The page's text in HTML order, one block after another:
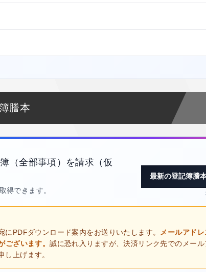
謄本
（全部事項）を請求（仮
得できます。
最新の登記簿謄
PDFダウンロード案内をお送りいたします。 メールアド
ございます。誠に恐れ入りますが、決済リンク先でのメー
し上げます。